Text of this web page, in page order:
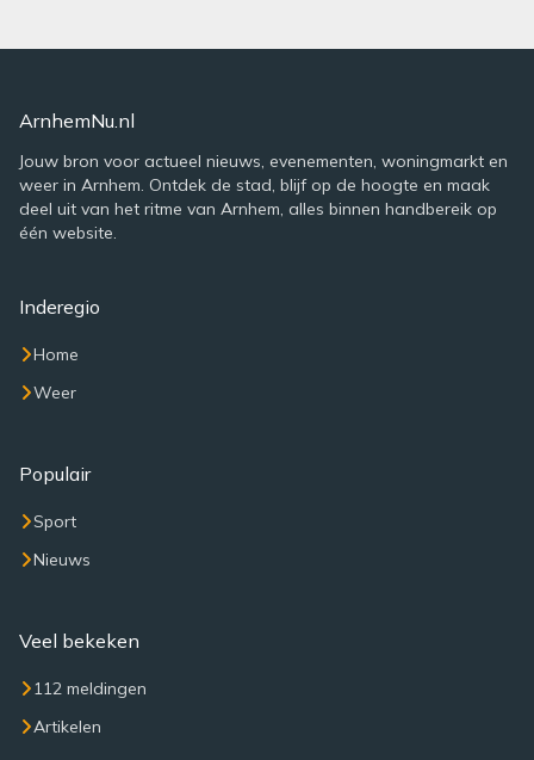
ArnhemNu.nl
Jouw bron voor actueel nieuws, evenementen, woningmarkt en
weer in Arnhem. Ontdek de stad, blijf op de hoogte en maak
deel uit van het ritme van Arnhem, alles binnen handbereik op
één website.
Inderegio
Home
Weer
Populair
Sport
Nieuws
Veel bekeken
112 meldingen
Artikelen